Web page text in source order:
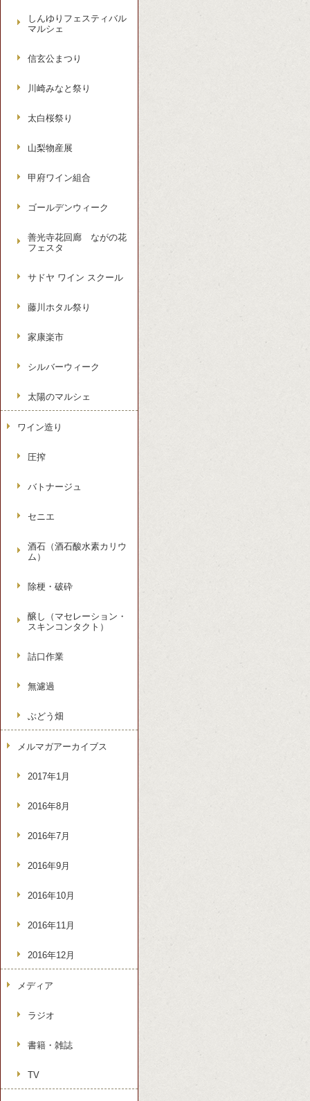
しんゆりフェスティバル
マルシェ
信玄公まつり
川崎みなと祭り
太白桜祭り
山梨物産展
甲府ワイン組合
ゴールデンウィーク
善光寺花回廊 ながの花
フェスタ
サドヤ ワイン スクール
藤川ホタル祭り
家康楽市
シルバーウィーク
太陽のマルシェ
ワイン造り
圧搾
バトナージュ
セニエ
酒石（酒石酸水素カリウ
ム）
除梗・破砕
醸し（マセレーション・
スキンコンタクト）
詰口作業
無濾過
ぶどう畑
メルマガアーカイブス
2017年1月
2016年8月
2016年7月
2016年9月
2016年10月
2016年11月
2016年12月
メディア
ラジオ
書籍・雑誌
TV